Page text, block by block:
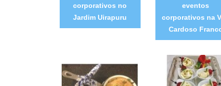
corporativos no
Jardim Uirapuru
eventos
corporativos na
Cardoso